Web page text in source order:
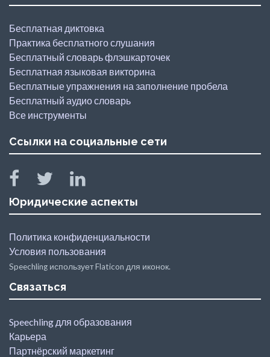
Бесплатная диктовка
Практика бесплатного слушания
Бесплатный словарь флэшкарточек
Бесплатная языковая викторина
Бесплатные упражнения на заполнение пробела
Бесплатный аудио словарь
Все инструменты
Ссылки на социальные сети
Юридические аспекты
Политика конфиденциальности
Условия пользования
Speechling использует Flaticon для иконок.
Связаться
Speechling для образования
Карьера
Партнёрский маркетинг